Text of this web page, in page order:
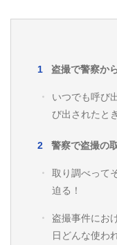
盗撮で警察か
いつでも呼び
び出されたと
警察で盗撮の
取り調べって
迫る！
盗撮事件にお
日どんな使わ